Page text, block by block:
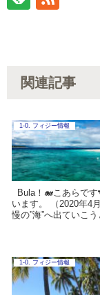
関連記事
1-0. フィジー情報
Bula！🐋こあらで
います。 （2020年4
慢の”海”へ出ていこ
1-0. フィジー情報